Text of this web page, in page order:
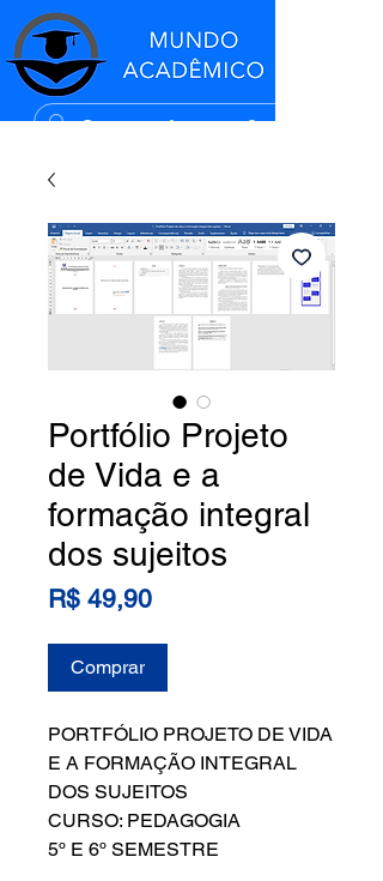
Portfólio Projeto
de Vida e a
formação integral
dos sujeitos
R$ 49,90Preço
Comprar
PORTFÓLIO PROJETO DE VIDA
E A FORMAÇÃO INTEGRAL
DOS SUJEITOS
CURSO: PEDAGOGIA
5º E 6º SEMESTRE